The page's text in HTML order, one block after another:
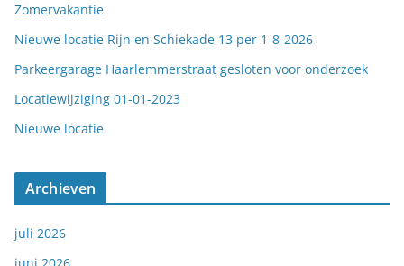
Zomervakantie
Nieuwe locatie Rijn en Schiekade 13 per 1-8-2026
Parkeergarage Haarlemmerstraat gesloten voor onderzoek
Locatiewijziging 01-01-2023
Nieuwe locatie
Archieven
juli 2026